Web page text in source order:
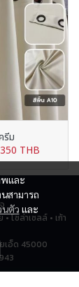
รีม
THB
พและ
สามารถ
นตัว และ
โซล่าเซลล์ • เก้า
เอ็ด 45000